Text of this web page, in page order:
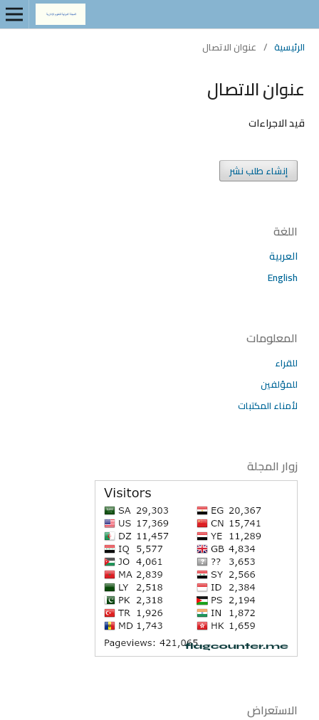
الرئيسية / عنوان الاتصال
عنوان الاتصال
قيد الاجراءات
إنشاء طلب نشر
اللغة
العربية
English
المعلومات
للقراء
للمؤلفين
لأمناء المكتبات
زوار المجلة
الاستعراض